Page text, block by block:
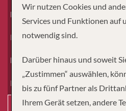
Erwachsene
Kinder
Dauer
Reiseart
Suchen
Wir nutzen Cookies und
Services und Funktionen auf
notwendig sind.
Darüber hinaus und soweit
„Zustimmen“ auswählen,
bis zu fünf Partner als
Ihrem Gerät setzen, andere